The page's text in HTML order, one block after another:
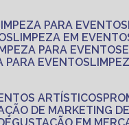
PARA EVENTOS
LIMPEZA EM
PARA EVENTOS
PARA EVENTOS
ARTÍSTICOS
DE MARKETING